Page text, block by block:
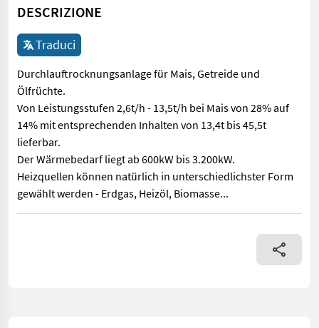
DESCRIZIONE
Traduci
Durchlauftrocknungsanlage für Mais, Getreide und
Ölfrüchte.
Von Leistungsstufen 2,6t/h - 13,5t/h bei Mais von 28% auf
14% mit entsprechenden Inhalten von 13,4t bis 45,5t
lieferbar.
Der Wärmebedarf liegt ab 600kW bis 3.200kW.
Heizquellen können natürlich in unterschiedlichster Form
gewählt werden - Erdgas, Heizöl, Biomasse...
Durchlauftrocknungsanlage für Mais, Getreide und Ölfrüchte.